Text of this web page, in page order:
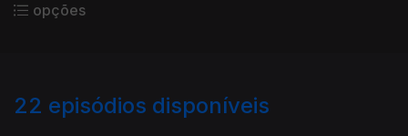
opções
22 episódios disponíveis